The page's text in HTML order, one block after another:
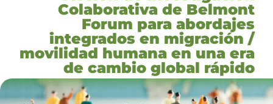
Colaborativa de Belmont
Forum para abordajes
integrados en migración /
movilidad humana en una era
de cambio global rápido